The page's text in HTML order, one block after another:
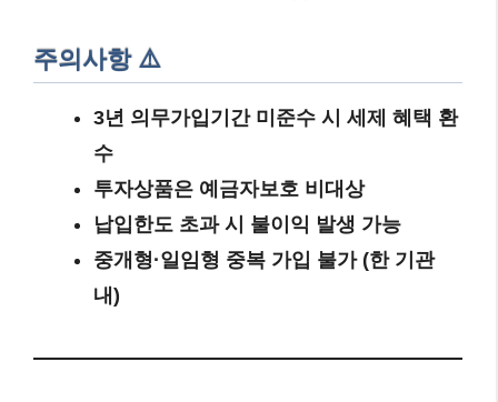
주의사항 ⚠️
3년 의무가입기간 미준수 시 세제 혜택 환
수
투자상품은 예금자보호 비대상
납입한도 초과 시 불이익 발생 가능
중개형·일임형 중복 가입 불가 (한 기관
내)